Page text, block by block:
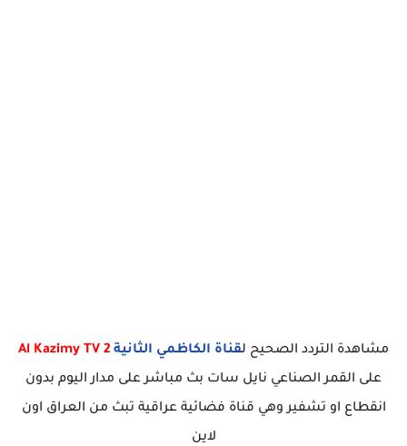
مشاهدة التردد الصحيح لقناة الكاظمي الثانية Al Kazimy TV 2
على القمر الصناعي نايل سات بث مباشر على مدار اليوم بدون
انقطاع او تشفير وهي قناة فضائية عراقية تبث من العراق اون
لاين